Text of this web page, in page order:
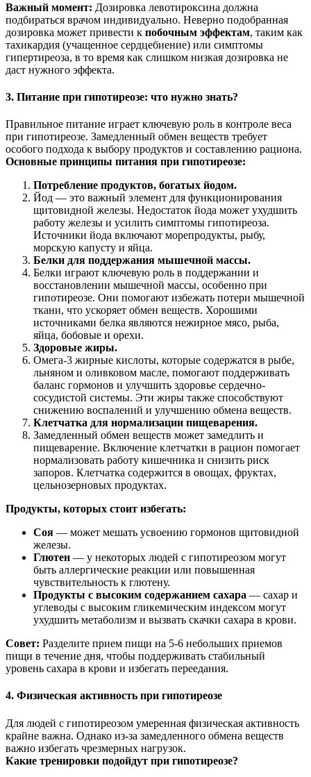
Важный момент: Дозировка левотироксина должна
подбираться врачом индивидуально. Неверно подобранная
дозировка может привести к побочным эффектам, таким как
тахикардия (учащенное сердцебиение) или симптомы
гипертиреоза, в то время как слишком низкая дозировка не
даст нужного эффекта.
3. Питание при гипотиреозе: что нужно знать?
Правильное питание играет ключевую роль в контроле веса
при гипотиреозе. Замедленный обмен веществ требует
особого подхода к выбору продуктов и составлению рациона.
Основные принципы питания при гипотиреозе:
Потребление продуктов, богатых йодом.
Йод — это важный элемент для функционирования
щитовидной железы. Недостаток йода может ухудшить
работу железы и усилить симптомы гипотиреоза.
Источники йода включают морепродукты, рыбу,
морскую капусту и яйца.
Белки для поддержания мышечной массы.
Белки играют ключевую роль в поддержании и
восстановлении мышечной массы, особенно при
гипотиреозе. Они помогают избежать потери мышечной
ткани, что ускоряет обмен веществ. Хорошими
источниками белка являются нежирное мясо, рыба,
яйца, бобовые и орехи.
Здоровые жиры.
Омега-3 жирные кислоты, которые содержатся в рыбе,
льняном и оливковом масле, помогают поддерживать
баланс гормонов и улучшить здоровье сердечно-
сосудистой системы. Эти жиры также способствуют
снижению воспалений и улучшению обмена веществ.
Клетчатка для нормализации пищеварения.
Замедленный обмен веществ может замедлить и
пищеварение. Включение клетчатки в рацион помогает
нормализовать работу кишечника и снизить риск
запоров. Клетчатка содержится в овощах, фруктах,
цельнозерновых продуктах.
Продукты, которых стоит избегать:
Соя — может мешать усвоению гормонов щитовидной
железы.
Глютен — у некоторых людей с гипотиреозом могут
быть аллергические реакции или повышенная
чувствительность к глютену.
Продукты с высоким содержанием сахара — сахар и
углеводы с высоким гликемическим индексом могут
ухудшить метаболизм и вызвать скачки сахара в крови.
Совет: Разделите прием пищи на 5-6 небольших приемов
пищи в течение дня, чтобы поддерживать стабильный
уровень сахара в крови и избегать переедания.
4. Физическая активность при гипотиреозе
Для людей с гипотиреозом умеренная физическая активность
крайне важна. Однако из-за замедленного обмена веществ
важно избегать чрезмерных нагрузок.
Какие тренировки подойдут при гипотиреозе?